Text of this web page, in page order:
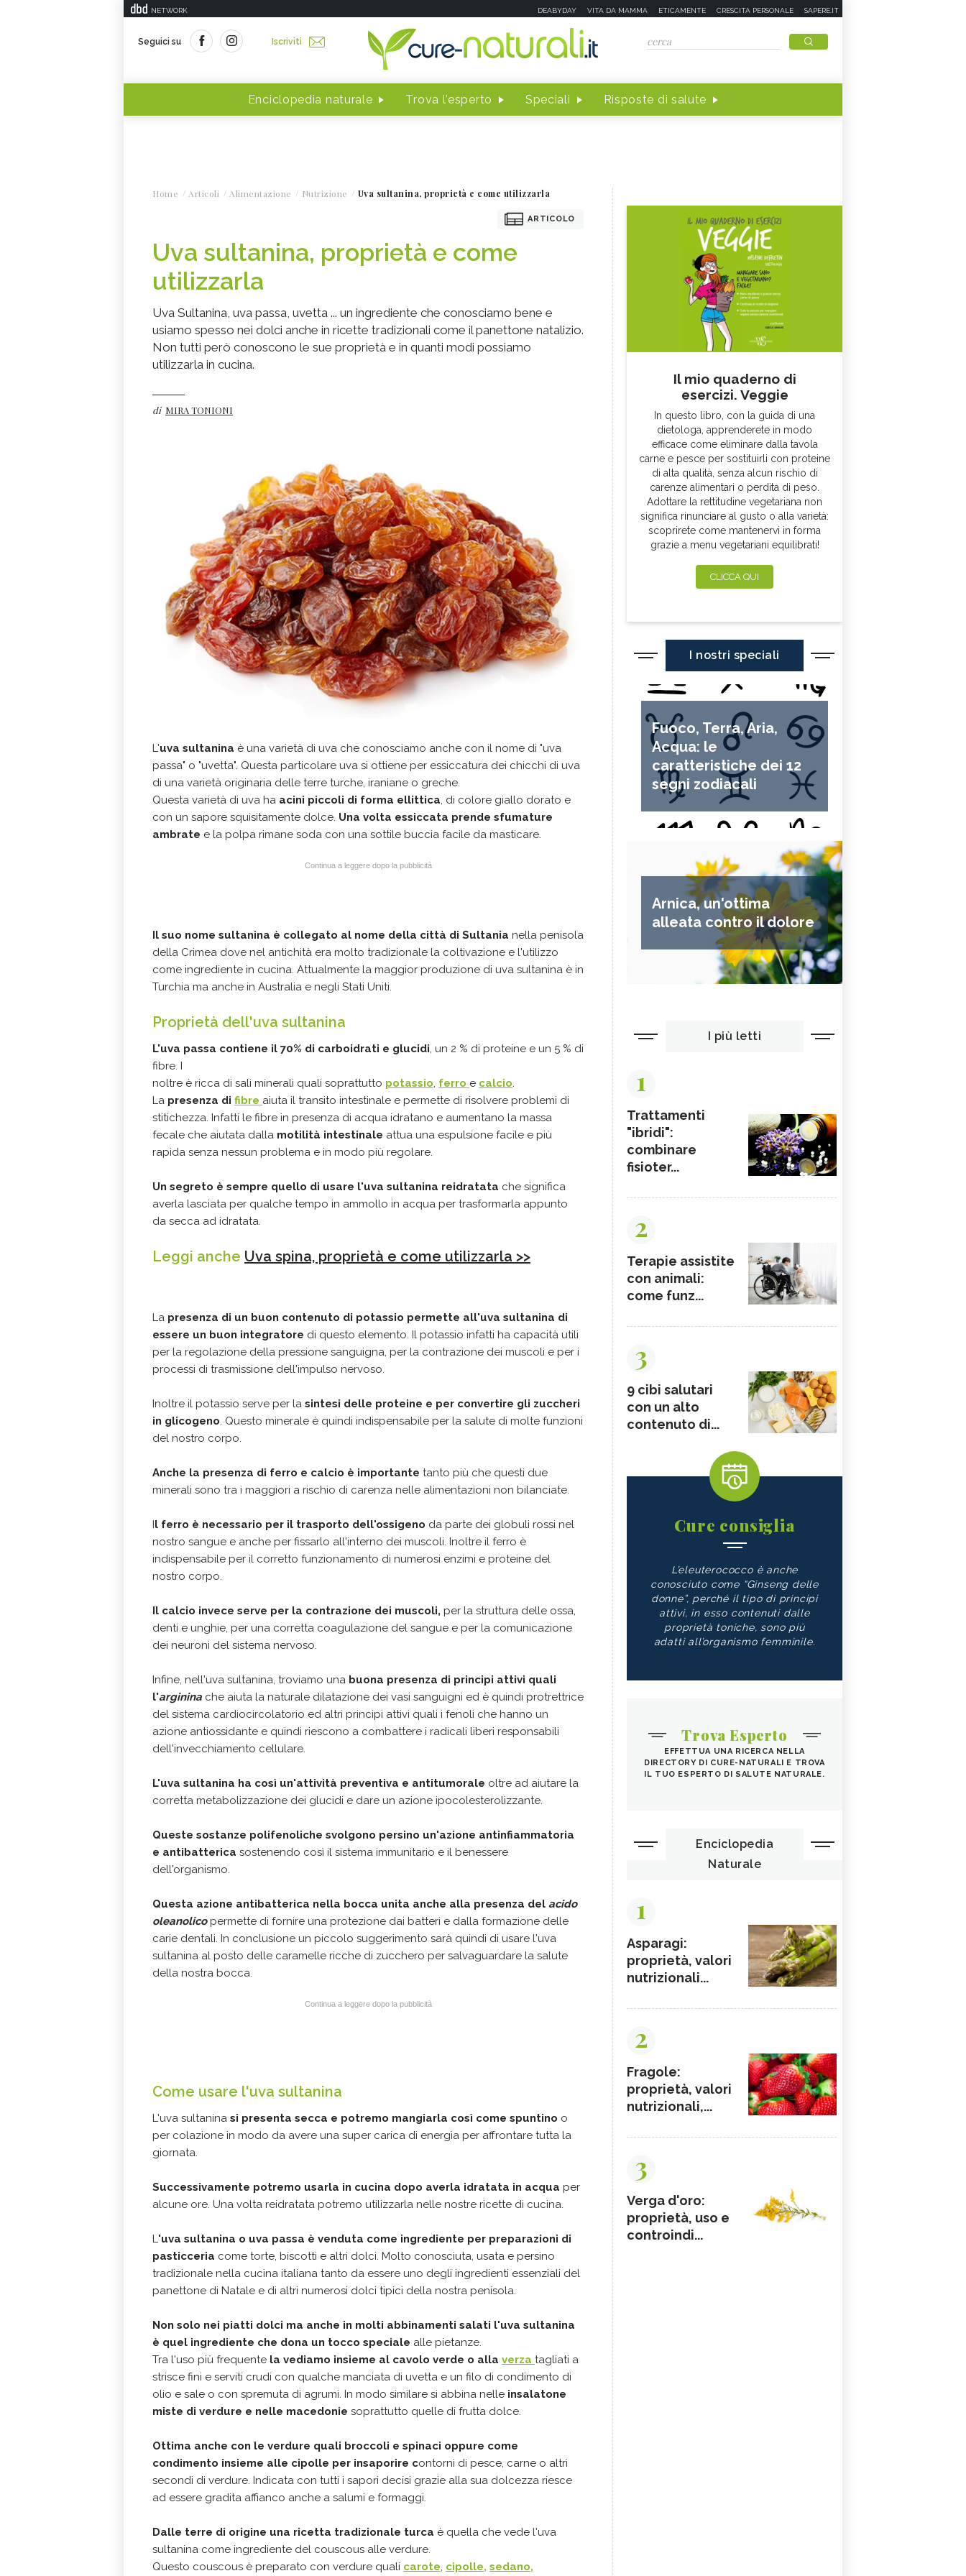
NETWORK DEABYDAY VITA DA MAMMA ETICAMENTE CRESCITA PERSONALE SAPERE.IT
Seguici su Iscriviti
Enciclopedia naturale Trova l'esperto Speciali Risposte di salute
Home Articoli Alimentazione Nutrizione Uva sultanina, proprietà e come utilizzarla
ARTICOLO
Uva sultanina, proprietà e come
utilizzarla
Uva Sultanina, uva passa, uvetta ... un ingrediente che conosciamo bene e
usiamo spesso nei dolci anche in ricette tradizionali come il panettone natalizio.
Non tutti però conoscono le sue proprietà e in quanti modi possiamo
utilizzarla in cucina.
di MIRA TONIONI
L'uva sultanina è una varietà di uva che conosciamo anche con il nome di "uva
passa" o "uvetta". Questa particolare uva si ottiene per essiccatura dei chicchi di uva
di una varietà originaria delle terre turche, iraniane o greche.
Questa varietà di uva ha acini piccoli di forma ellittica, di colore giallo dorato e
con un sapore squisitamente dolce. Una volta essiccata prende sfumature
ambrate e la polpa rimane soda con una sottile buccia facile da masticare.
Continua a leggere dopo la pubblicità
Il suo nome sultanina è collegato al nome della città di Sultania nella penisola
della Crimea dove nel antichità era molto tradizionale la coltivazione e l'utilizzo
come ingrediente in cucina. Attualmente la maggior produzione di uva sultanina è in
Turchia ma anche in Australia e negli Stati Uniti.
Proprietà dell'uva sultanina
L'uva passa contiene il 70% di carboidrati e glucidi, un 2 % di proteine e un 5 % di
fibre. I
noltre è ricca di sali minerali quali soprattutto potassio, ferro e calcio.
La presenza di fibre aiuta il transito intestinale e permette di risolvere problemi di
stitichezza. Infatti le fibre in presenza di acqua idratano e aumentano la massa
fecale che aiutata dalla motilità intestinale attua una espulsione facile e più
rapida senza nessun problema e in modo più regolare.
Un segreto è sempre quello di usare l'uva sultanina reidratata che significa
averla lasciata per qualche tempo in ammollo in acqua per trasformarla appunto
da secca ad idratata.
Leggi anche Uva spina, proprietà e come utilizzarla >>
La presenza di un buon contenuto di potassio permette all'uva sultanina di
essere un buon integratore di questo elemento. Il potassio infatti ha capacità utili
per la regolazione della pressione sanguigna, per la contrazione dei muscoli e per i
processi di trasmissione dell'impulso nervoso.
Inoltre il potassio serve per la sintesi delle proteine e per convertire gli zuccheri
in glicogeno. Questo minerale è quindi indispensabile per la salute di molte funzioni
del nostro corpo.
Anche la presenza di ferro e calcio è importante tanto più che questi due
minerali sono tra i maggiori a rischio di carenza nelle alimentazioni non bilanciate.
Il ferro è necessario per il trasporto dell'ossigeno da parte dei globuli rossi nel
nostro sangue e anche per fissarlo all'interno dei muscoli. Inoltre il ferro è
indispensabile per il corretto funzionamento di numerosi enzimi e proteine del
nostro corpo.
Il calcio invece serve per la contrazione dei muscoli, per la struttura delle ossa,
denti e unghie, per una corretta coagulazione del sangue e per la comunicazione
dei neuroni del sistema nervoso.
Infine, nell'uva sultanina, troviamo una buona presenza di principi attivi quali
l'arginina che aiuta la naturale dilatazione dei vasi sanguigni ed è quindi protrettrice
del sistema cardiocircolatorio ed altri principi attivi quali i fenoli che hanno un
azione antiossidante e quindi riescono a combattere i radicali liberi responsabili
dell'invecchiamento cellulare.
L'uva sultanina ha così un'attività preventiva e antitumorale oltre ad aiutare la
corretta metabolizzazione dei glucidi e dare un azione ipocolesterolizzante.
Queste sostanze polifenoliche svolgono persino un'azione antinfiammatoria
e antibatterica sostenendo così il sistema immunitario e il benessere
dell'organismo.
Questa azione antibatterica nella bocca unita anche alla presenza del acido
oleanolico permette di fornire una protezione dai batteri e dalla formazione delle
carie dentali. In conclusione un piccolo suggerimento sarà quindi di usare l'uva
sultanina al posto delle caramelle ricche di zucchero per salvaguardare la salute
della nostra bocca.
Continua a leggere dopo la pubblicità
Come usare l'uva sultanina
L'uva sultanina si presenta secca e potremo mangiarla così come spuntino o
per colazione in modo da avere una super carica di energia per affrontare tutta la
giornata.
Successivamente potremo usarla in cucina dopo averla idratata in acqua per
alcune ore. Una volta reidratata potremo utilizzarla nelle nostre ricette di cucina.
L'uva sultanina o uva passa è venduta come ingrediente per preparazioni di
pasticceria come torte, biscotti e altri dolci. Molto conosciuta, usata e persino
tradizionale nella cucina italiana tanto da essere uno degli ingredienti essenziali del
panettone di Natale e di altri numerosi dolci tipici della nostra penisola.
Non solo nei piatti dolci ma anche in molti abbinamenti salati l'uva sultanina
è quel ingrediente che dona un tocco speciale alle pietanze.
Tra l'uso più frequente la vediamo insieme al cavolo verde o alla verza tagliati a
strisce fini e serviti crudi con qualche manciata di uvetta e un filo di condimento di
olio e sale o con spremuta di agrumi. In modo similare si abbina nelle insalatone
miste di verdure e nelle macedonie soprattutto quelle di frutta dolce.
Ottima anche con le verdure quali broccoli e spinaci oppure come
condimento insieme alle cipolle per insaporire contorni di pesce, carne o altri
secondi di verdure. Indicata con tutti i sapori decisi grazie alla sua dolcezza riesce
ad essere gradita affianco anche a salumi e formaggi.
Dalle terre di origine una ricetta tradizionale turca è quella che vede l'uva
sultanina come ingrediente del couscous alle verdure.
Questo couscous è preparato con verdure quali carote, cipolle, sedano,
Il mio quaderno di
esercizi. Veggie
In questo libro, con la guida di una
dietologa, apprenderete in modo
efficace come eliminare dalla tavola
carne e pesce per sostituirli con proteine
di alta qualità, senza alcun rischio di
carenze alimentari o perdita di peso.
Adottare la rettitudine vegetariana non
significa rinunciare al gusto o alla varietà:
scoprirete come mantenervi in forma
grazie a menu vegetariani equilibrati!
CLICCA QUI
I nostri speciali
Fuoco, Terra, Aria,
Acqua: le
caratteristiche dei 12
segni zodiacali
Arnica, un'ottima
alleata contro il dolore
I più letti
1
Trattamenti
"ibridi":
combinare
fisioter...
2
Terapie assistite
con animali:
come funz...
3
9 cibi salutari
con un alto
contenuto di...
Cure consiglia
L’eleuterococco è anche
conosciuto come “Ginseng delle
donne”, perché il tipo di principi
attivi, in esso contenuti dalle
proprietà toniche, sono più
adatti all’organismo femminile.
Trova Esperto
EFFETTUA UNA RICERCA NELLA
DIRECTORY DI CURE-NATURALI E TROVA
IL TUO ESPERTO DI SALUTE NATURALE.
Enciclopedia
Naturale
1
Asparagi:
proprietà, valori
nutrizionali...
2
Fragole:
proprietà, valori
nutrizionali,...
3
Verga d'oro:
proprietà, uso e
controindi...